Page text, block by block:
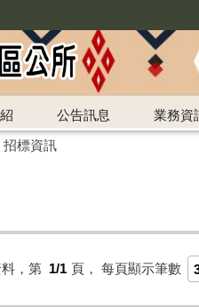
公告訊息 業務資
招標資訊
，第 1/1 頁， 每頁顯示筆數